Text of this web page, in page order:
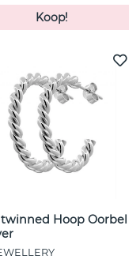
Koop!
Hoop Oorbel